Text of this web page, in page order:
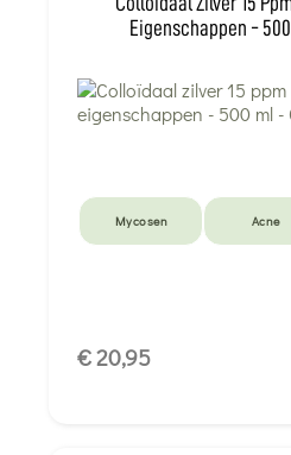
Eigenschappen -
Mycosen Acne
€ 20,95